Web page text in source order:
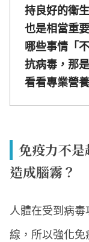
持良好的衛
也是相當重
哪些事情「
抗病毒，那
看看專業營
免疫力不
造成腦霧？
人體在受到病
線，所以強化